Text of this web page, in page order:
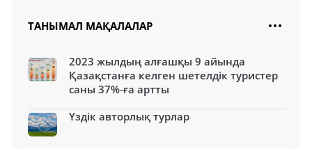
ТАНЫМАЛ МАҚАЛАЛАР
2023 жылдың алғашқы 9 айында
Қазақстанға келген шетелдік туристер
саны 37%-ға артты
Үздік авторлық турлар